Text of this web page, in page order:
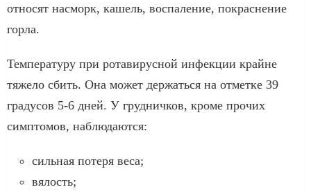
относят насморк, кашель, воспаление, покраснение
горла.
Температуру при ротавирусной инфекции крайне
тяжело сбить. Она может держаться на отметке 39
градусов 5-6 дней. У грудничков, кроме прочих
симптомов, наблюдаются:
сильная потеря веса;
вялость;